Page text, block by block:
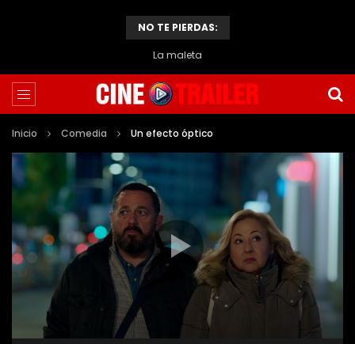
NO TE PIERDAS:
La maleta
Inicio Comedia Un efecto óptico